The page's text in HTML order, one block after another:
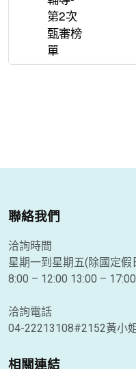
第2次
甄審榜
單
聯絡我們
洽詢時間
星期一到星期五(除國定假
8:00 – 12:00 13:00 – 17:00
洽詢電話
04-22213108#2152黃小姐
相關連結